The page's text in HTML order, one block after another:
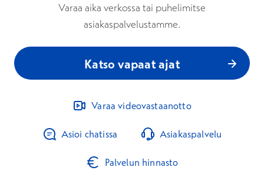
Varaa aika verkossa tai puhelimitse
asiakaspalvelustamme.
Katso vapaat ajat
Varaa videovastaanotto
Asioi chatissa Asiakaspalvelu
Palvelun hinnasto